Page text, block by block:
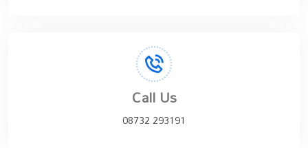
Call Us
08732 293191